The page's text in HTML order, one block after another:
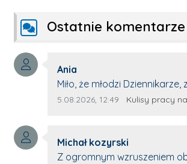
Ostatnie komentarze
Autor komentarza:
Ania
Treść komentarza:
Miło, że młodzi
młode talenty, które
z nim wywiad, który
Artur.
Data dodania komentarza:
5.08.2026, 12:49 Źródło
Kulisy pracy na planie
Autor komentarza:
Michał kozyrski
Treść komentarza:
Z ogromnym wzruszeniem